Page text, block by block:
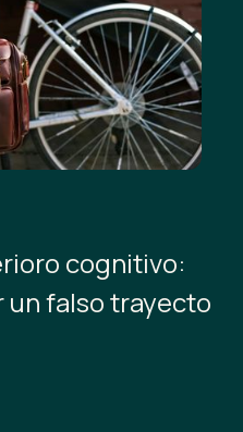
cognitivo:
un falso trayecto